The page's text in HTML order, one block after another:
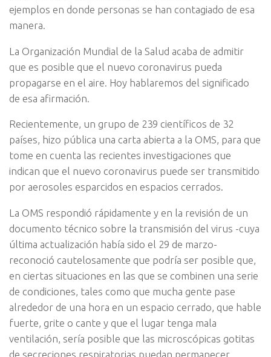
ejemplos en donde personas se han contagiado de esa
manera.
La Organización Mundial de la Salud acaba de admitir
que es posible que el nuevo coronavirus pueda
propagarse en el aire. Hoy hablaremos del significado
de esa afirmación.
Recientemente, un grupo de 239 científicos de 32
países, hizo pública una carta abierta a la OMS, para que
tome en cuenta las recientes investigaciones que
indican que el nuevo coronavirus puede ser transmitido
por aerosoles esparcidos en espacios cerrados.
La OMS respondió rápidamente y en la revisión de un
documento técnico sobre la transmisión del virus -cuya
última actualización había sido el 29 de marzo-
reconoció cautelosamente que podría ser posible que,
en ciertas situaciones en las que se combinen una serie
de condiciones, tales como que mucha gente pase
alrededor de una hora en un espacio cerrado, que hable
fuerte, grite o cante y que el lugar tenga mala
ventilación, sería posible que las microscópicas gotitas
de secreciones respiratorias puedan permanecer